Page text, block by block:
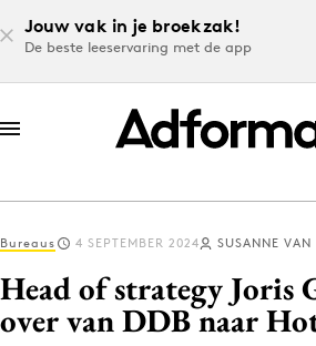
Jouw vak in je broekzak!
De beste leeservaring met de app
Log in
Bureaus 4 SEPTEMBER 2024 SUSANNE VAN
Head of strategy Joris
over van DDB naar